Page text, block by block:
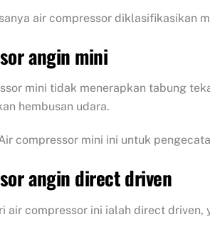
air compressor diklasifikasikan
angin mini
mini tidak menerapkan tabung
hembusan udara.
compressor mini ini untuk
angin direct driven
air compressor ini ialah direct